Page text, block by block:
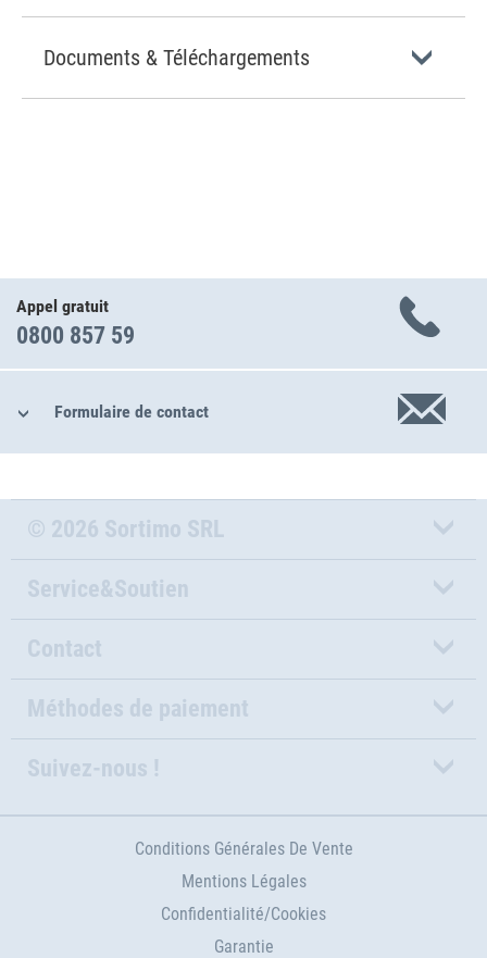
Documents & Téléchargements
Appel gratuit
0800 857 59
Formulaire de contact
© 2026 Sortimo SRL
Service&Soutien
Contact
Méthodes de paiement
Suivez-nous !
Conditions Générales De Vente
Mentions Légales
Confidentialité/Cookies
Garantie